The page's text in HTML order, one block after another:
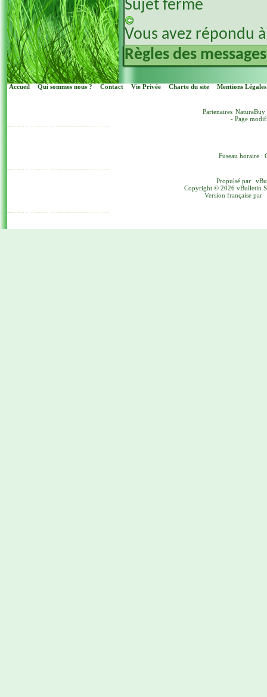
Sujet fermé
Vous avez répondu
Règles des messages
Accueil Qui sommes nous ? Contact Vie Privée Charte du site Mentions Légales
Partenaires NaturaBuy
- Page
Fuseau horaire :
Propulsé par
Copyright © 2026 vBulletin
Version française par